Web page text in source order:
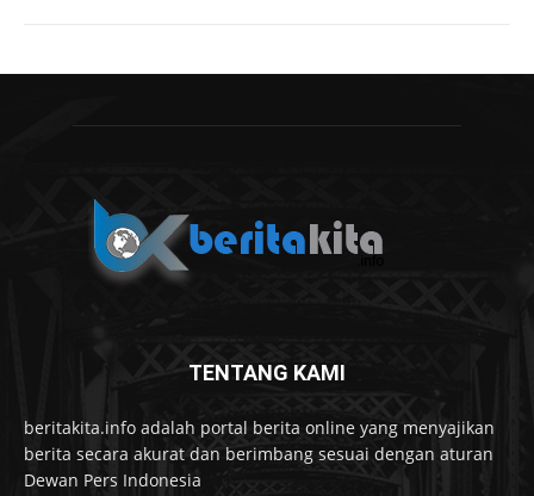
TENTANG KAMI
beritakita.info adalah portal berita online yang menyajikan
berita secara akurat dan berimbang sesuai dengan aturan
Dewan Pers Indonesia